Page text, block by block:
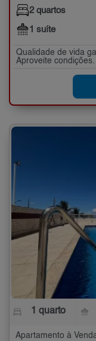
2 quartos
1 suíte
Qualidade de vida
Aproveite condições.
1 quarto
Apartamento à